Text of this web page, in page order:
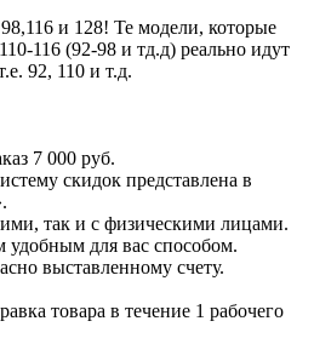
и 128! Те модели, которые
116 (92-98 и тд.д) реально идут
92, 110 и т.д.
7 000 руб.
скидок представлена в
так и с физическими лицами.
для вас способом.
выставленному счету.
товара в течение 1 рабочего